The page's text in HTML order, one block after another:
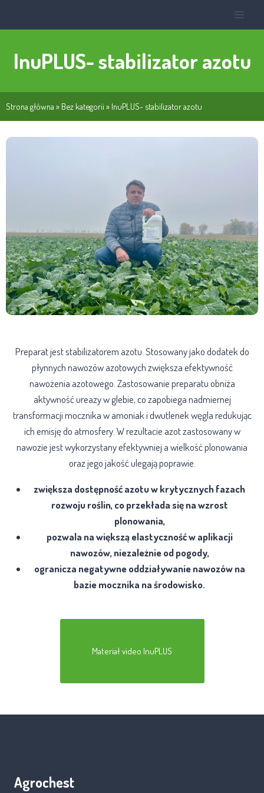
InuPLUS- stabilizator azotu
Strona główna » Bez kategorii » InuPLUS- stabilizator azotu
Preparat jest stabilizatorem azotu. Stosowany jako dodatek do
płynnych nawozów azotowych zwiększa efektywność
nawożenia azotowego. Zastosowanie preparatu obniża
aktywność ureazy w glebie, co zapobiega nadmiernej
transformacji mocznika w amoniak i dwutlenek węgla redukując
ich emisję do atmosfery. W rezultacie azot zastosowany w
nawozie jest wykorzystany efektywniej a wielkość plonowania
oraz jego jakość ulegają poprawie.
zwiększa dostępność azotu w krytycznych fazach
rozwoju roślin, co przekłada się na wzrost
plonowania,
pozwala na większą elastyczność w aplikacji
nawozów, niezależnie od pogody,
ogranicza negatywne oddziaływanie nawozów na
bazie mocznika na środowisko.
Materiał video InuPLUS
Agrochest